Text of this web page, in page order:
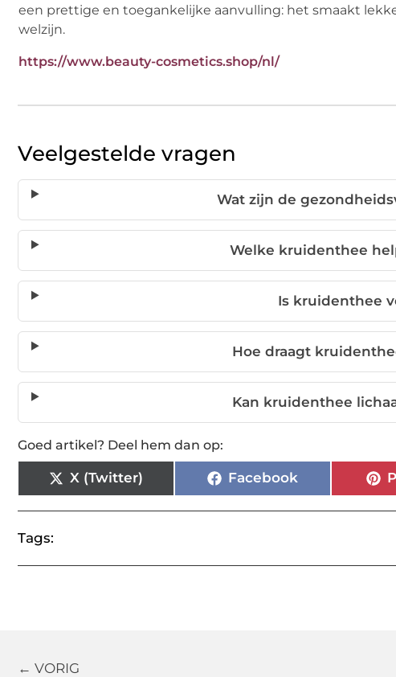
een prettige en toegankelijke aanvulling: het smaakt
welzijn.
https://www.beauty-cosmetics.shop/nl/
Veelgestelde vragen
Wat zijn de
Welke kruidenthee
Is kruidenthee
Hoe draagt
Kan kruidenthee
Goed artikel? Deel hem dan op:
X (Twitter) Facebook
Tags:
← VORIG